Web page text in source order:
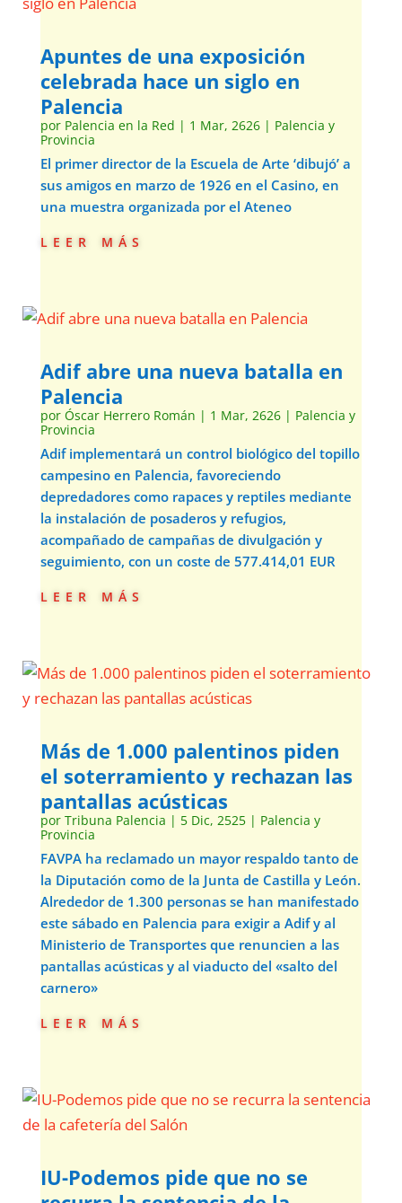
Apuntes de una exposición
celebrada hace un siglo en
Palencia
por Palencia en la Red | 1 Mar, 2626| Palencia y
Provincia
El primer director de la Escuela de Arte ‘dibujó’ a
sus amigos en marzo de 1926 en el Casino, en
una muestra organizada por el Ateneo
leer más
Adif abre una nueva batalla en
Palencia
por Óscar Herrero Román | 1 Mar, 2626| Palencia y
Provincia
Adif implementará un control biológico del topillo
campesino en Palencia, favoreciendo
depredadores como rapaces y reptiles mediante
la instalación de posaderos y refugios,
acompañado de campañas de divulgación y
seguimiento, con un coste de 577.414,01 EUR
leer más
Más de 1.000 palentinos piden
el soterramiento y rechazan las
pantallas acústicas
por Tribuna Palencia | 5 Dic, 2525| Palencia y
Provincia
FAVPA ha reclamado un mayor respaldo tanto de
la Diputación como de la Junta de Castilla y León.
Alrededor de 1.300 personas se han manifestado
este sábado en Palencia para exigir a Adif y al
Ministerio de Transportes que renuncien a las
pantallas acústicas y al viaducto del «salto del
carnero»
leer más
IU-Podemos pide que no se